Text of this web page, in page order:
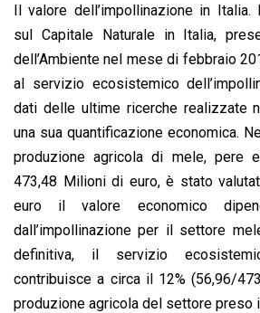
Il valore dell’impollinazione in Italia.
sul Capitale Naturale in Italia,
dell’Ambiente nel mese di febbraio
al servizio ecosistemico
dati delle ultime ricerche realizzate
una sua quantificazione economica.
produzione agricola di mele, pere
473,48 Milioni di euro, è stato
euro il valore economico
dall’impollinazione per il settore
definitiva, il servizio
contribuisce a circa il 12% (56,96/
produzione agricola del settore preso